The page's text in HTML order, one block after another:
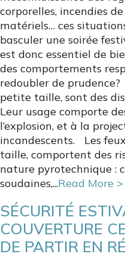
corporelles, incendies
matériels… ces
basculer une soirée
est donc essentiel de
des comportements
redoubler de prudence?
petite taille, sont des
Leur usage comporte
l’explosion, et à la
incandescents. Les
taille, comportent des
nature pyrotechnique :
soudaines,...Read More >
SÉCURITÉ
COUVERTURE
DE PARTIR EN